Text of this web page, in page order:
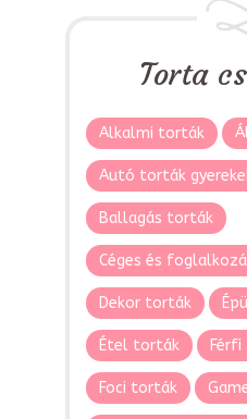
Torta
Alkalmi torták
Autó torták
Ballagás torták
Céges és
Dekor torták
Étel torták
Foci torták